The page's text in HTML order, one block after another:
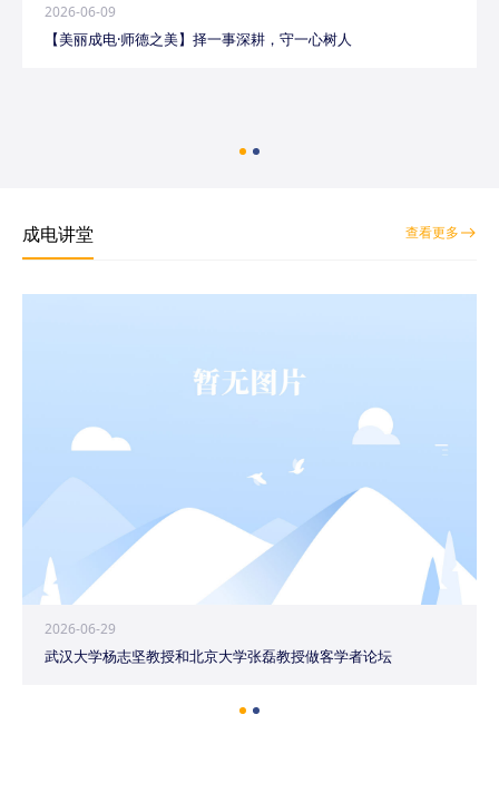
2026-06-09
【美丽成电·师德之美】择一事深耕，守一心树人
成电讲堂 查看更多
2026-06-29
武汉大学杨志坚教授和北京大学张磊教授做客学者论坛